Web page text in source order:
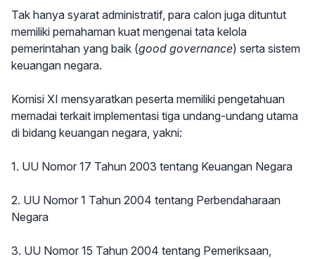
Tak hanya syarat administratif, para calon juga dituntut
memiliki pemahaman kuat mengenai tata kelola
pemerintahan yang baik (good governance) serta sistem
keuangan negara.
Komisi XI mensyaratkan peserta memiliki pengetahuan
memadai terkait implementasi tiga undang-undang utama
di bidang keuangan negara, yakni:
1. UU Nomor 17 Tahun 2003 tentang Keuangan Negara
2. UU Nomor 1 Tahun 2004 tentang Perbendaharaan
Negara
3. UU Nomor 15 Tahun 2004 tentang Pemeriksaan,